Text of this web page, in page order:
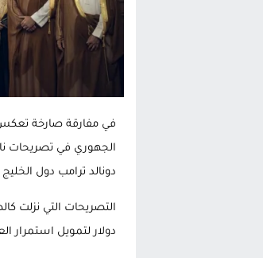
في مفارقة صارخة
دونالد ترامب دول الخليج
دولار لتمويل استمرار العمليات